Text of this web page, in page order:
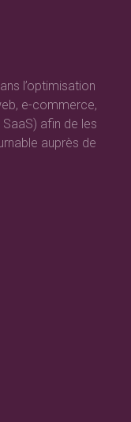
l’optimisation
e-commerce,
afin de les
auprès de